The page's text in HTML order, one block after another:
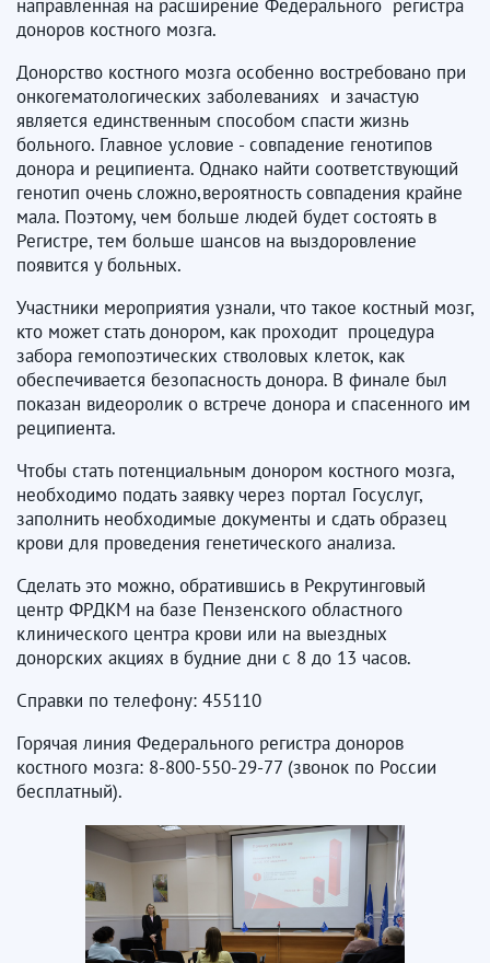
направленная на расширение Федерального регистра
доноров костного мозга.
Донорство костного мозга особенно востребовано при
онкогематологических заболеваниях и зачастую
является единственным способом спасти жизнь
больного. Главное условие - совпадение генотипов
донора и реципиента. Однако найти соответствующий
генотип очень сложно,вероятность совпадения крайне
мала. Поэтому, чем больше людей будет состоять в
Регистре, тем больше шансов на выздоровление
появится у больных.
Участники мероприятия узнали, что такое костный мозг,
кто может стать донором, как проходит процедура
забора гемопоэтических стволовых клеток, как
обеспечивается безопасность донора. В финале был
показан видеоролик о встрече донора и спасенного им
реципиента.
Чтобы стать потенциальным донором костного мозга,
необходимо подать заявку через портал Госуслуг,
заполнить необходимые документы и сдать образец
крови для проведения генетического анализа.
Сделать это можно, обратившись в Рекрутинговый
центр ФРДКМ на базе Пензенского областного
клинического центра крови или на выездных
донорских акциях в будние дни с 8 до 13 часов.
Справки по телефону: 455110
Горячая линия Федерального регистра доноров
костного мозга: 8-800-550-29-77 (звонок по России
бесплатный).